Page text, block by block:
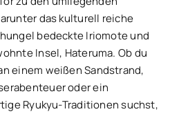
das kulturell reiche
bedeckte Iriomote und
Insel, Hateruma. Ob du
einem weißen Sandstrand,
oder ein
Ryukyu-Traditionen suchst,